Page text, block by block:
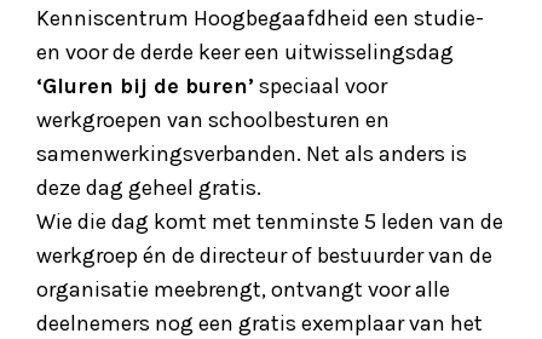
Kenniscentrum Hoogbegaafdheid een studie-
en voor de derde keer een uitwisselingsdag
‘Gluren bij de buren’ speciaal voor
werkgroepen van schoolbesturen en
samenwerkingsverbanden. Net als anders is
deze dag geheel gratis.
Wie die dag komt met tenminste 5 leden van de
werkgroep én de directeur of bestuurder van de
organisatie meebrengt, ontvangt voor alle
deelnemers nog een gratis exemplaar van het